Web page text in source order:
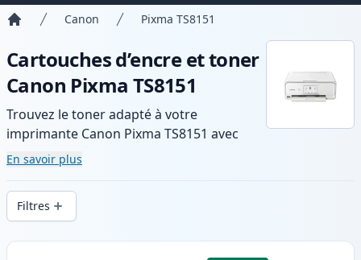
Canon Pixma TS8151
Cartouches d’encre et toner
Canon Pixma TS8151
Trouvez le toner adapté à votre
imprimante Canon Pixma TS8151 avec
notre gamme de cartouches compatibles
et haute capacité. Profitez d’une qualité
d’impression constante et d’une livraison
rapide depuis un stock local en .
En savoir plus
Filtres
Produits